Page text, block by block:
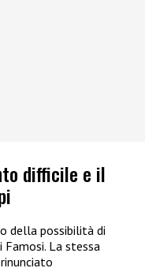
difficile e il
della possibilità di
Famosi. La stessa